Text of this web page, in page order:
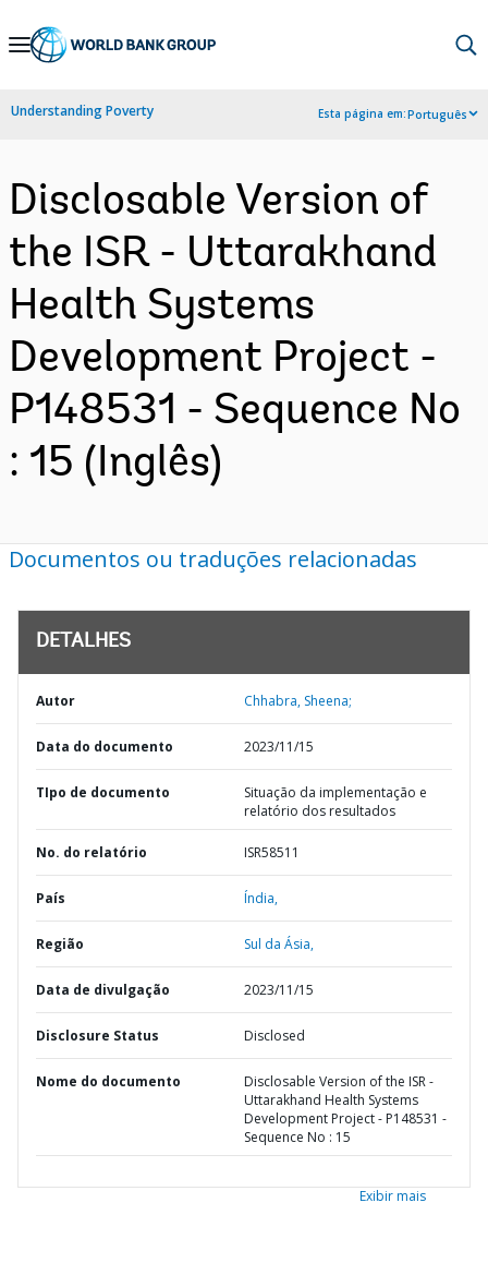
Skip
Navigation
Understanding Poverty Esta página em:Português
Disclosable Version of
the ISR - Uttarakhand
Health Systems
Development Project -
P148531 - Sequence No
: 15 (Inglês)
Documentos ou traduções relacionadas
DETALHES
Autor Chhabra, Sheena;
Data do documento 2023/11/15
TIpo de documento
Situação da implementação e
relatório dos resultados
No. do relatório ISR58511
País Índia,
Região Sul da Ásia,
Data de divulgação 2023/11/15
Disclosure Status Disclosed
Nome do documento
Disclosable Version of the ISR -
Uttarakhand Health Systems
Development Project - P148531 -
Sequence No : 15
Exibir mais